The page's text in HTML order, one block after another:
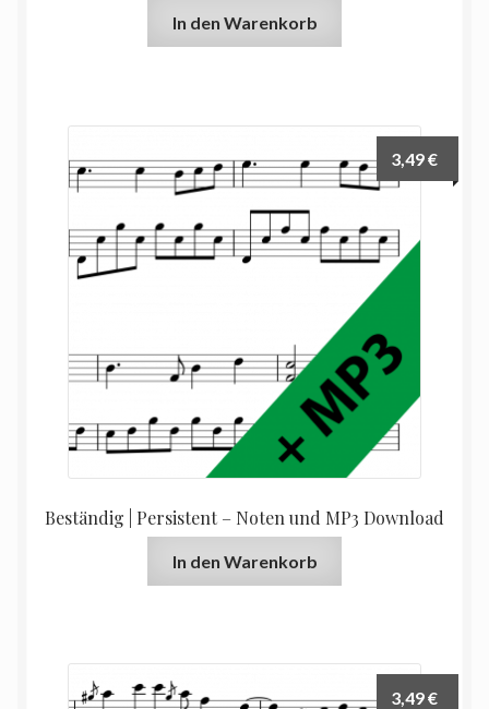
In den Warenkorb
Beständig | Persistent – Noten und MP3 Download
3,49€
In den Warenkorb
3,49€